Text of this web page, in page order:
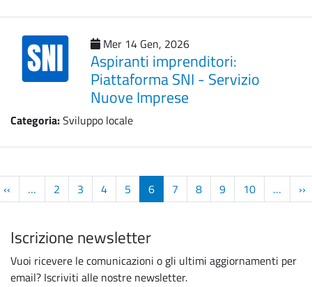
Mer 14 Gen, 2026
Aspiranti imprenditori:
Piattaforma SNI - Servizio
Nuove Imprese
Categoria:Sviluppo locale
Paginazione
‹‹ Pagina
precedente
… 2 3 4 5 6 7 8 9 10 … ››
Iscrizione newsletter
Vuoi ricevere le comunicazioni o gli ultimi aggiornamenti per
email? Iscriviti alle nostre newsletter.